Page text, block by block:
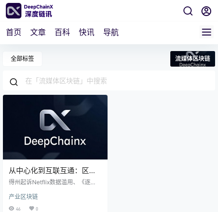
首页 文章 百科 快讯 导航
全部标签 流媒体区块链
从中心化到互联互通：区块
链如何推动流媒体行业走向
得州起诉Netflix数据滥用、《逐
任体系正在崩塌。区块链提供破局
之道：圆剧场共享平台实现播放与
产业区块链
46 0